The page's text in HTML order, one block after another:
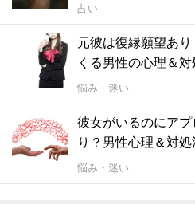
占い
元彼は復縁願望あ
くる男性の心理＆
悩み・迷い
彼女がいるのにア
り？男性心理＆対
悩み・迷い